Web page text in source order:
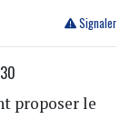
Signaler
proposer le